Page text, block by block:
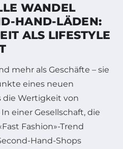
WANDEL
HAND-LÄDEN:
ALS LIFESTYLE
mehr als Geschäfte – sie
eines neuen
die Wertigkeit von
einer Gesellschaft, die
Fashion»-Trend
Hand-Shops